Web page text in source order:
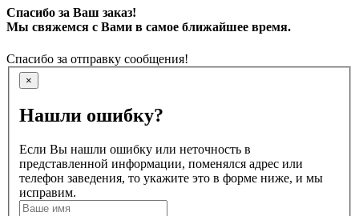
Спасибо за Ваш заказ!
Мы свяжемся с Вами в самое ближайшее время.
Спасибо за отправку сообщения!
×
Нашли ошибку?
Если Вы нашли ошибку или неточность в
представленной информации, поменялся адрес или
телефон заведения, то укажите это в форме ниже, и мы
исправим.